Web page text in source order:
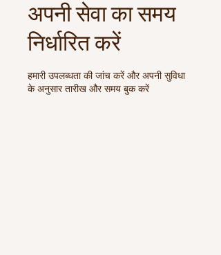
अपनी सेवा का समय
निर्धारित करें
हमारी उपलब्धता की जांच करें और अपनी सुविधा
के अनुसार तारीख और समय बुक करें